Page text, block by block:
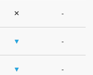
✕ -
▼ -
▼ -